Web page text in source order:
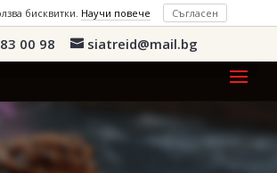
00 98 siatreid@mail.bg
бисквитки. Научи повече Съгласен